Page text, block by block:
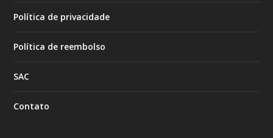
Política de privacidade
Política de reembolso
SAC
Contato